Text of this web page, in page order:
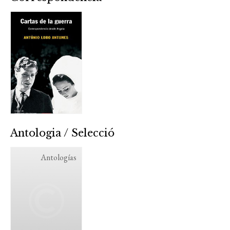
Antologia / Selecció
Antologías